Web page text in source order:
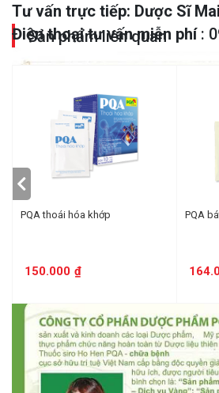
Tư vấn trực tiếp: Dược Sĩ Mai
Điện thoại tư vấn miễn phí:
Sản phẩm liên quan
PQA thoái hóa khớp
150.000 ₫
PQA
Đánh giá sản phẩm